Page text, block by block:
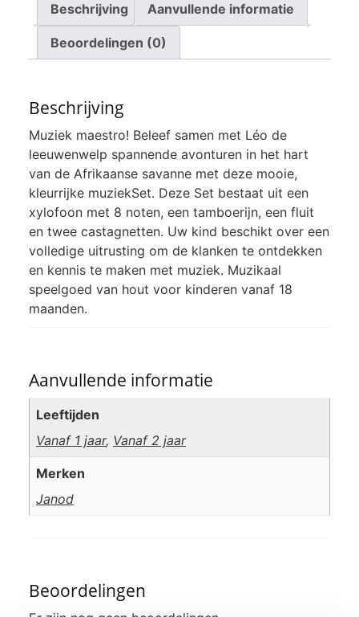
Beschrijving Aanvullende informatie
Beoordelingen (0)
Beschrijving
Muziek maestro! Beleef samen met Léo de
leeuwenwelp spannende avonturen in het hart
van de Afrikaanse savanne met deze mooie,
kleurrijke muziekSet. Deze Set bestaat uit een
xylofoon met 8 noten, een tamboerijn, een fluit
en twee castagnetten. Uw kind beschikt over een
volledige uitrusting om de klanken te ontdekken
en kennis te maken met muziek. Muzikaal
speelgoed van hout voor kinderen vanaf 18
maanden.
Aanvullende informatie
Leeftijden
Vanaf 1 jaar, Vanaf 2 jaar
Merken
Janod
Beoordelingen